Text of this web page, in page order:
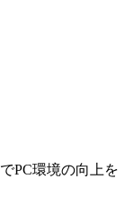
でPC環境の向上を